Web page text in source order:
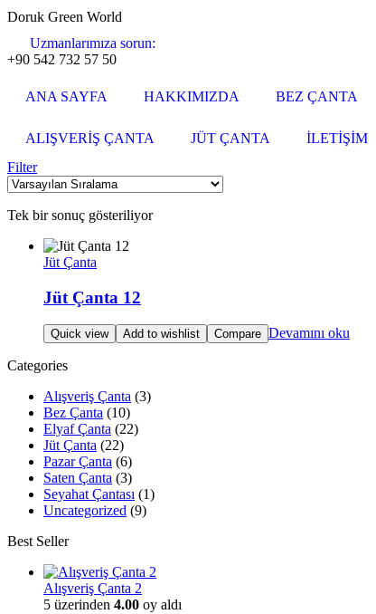
Doruk Green World
Uzmanlarımıza sorun:
+90 542 732 57 50
ANA SAYFA HAKKIMIZDA BEZ ÇANTA
ALIŞVERİŞ ÇANTA JÜT ÇANTA
İLETİŞİM
Filter
Tek bir sonuç gösteriliyor
Jüt Çanta
Jüt Çanta 12
Quick view Add to wishlist Compare Devamını oku
Categories
Alışveriş Çanta (3)
Bez Çanta (10)
Elyaf Çanta (22)
Jüt Çanta (22)
Pazar Çanta (6)
Saten Çanta (3)
Seyahat Çantası (1)
Uncategorized (9)
Best Seller
Alışveriş Çanta 2
5 üzerinden 4.00 oy aldı